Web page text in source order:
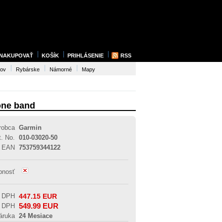
band
Garmin
No. 010-03020-50
EAN 753759344122
447.15 EUR
549.99 EUR
24 Mesiace
KOŠÍK PRIHLÁSENIE RSS
Rybárske Námorné Mapy